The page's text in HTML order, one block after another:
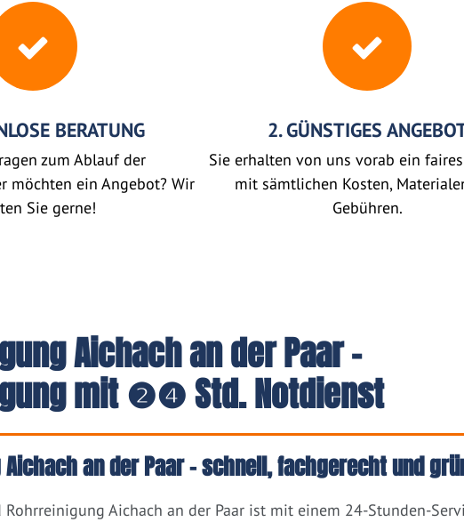
BERATUNG
zum Ablauf der
möchten ein Angebot? Wir
Sie gerne!
2. GÜNSTIGES
Sie erhalten von uns vorab ein
mit sämtlichen Kosten,
Gebühren.
Aichach an der Paar -
mit ❷❹ Std. Notdienst
an der Paar – schnell, fachgerecht und
Rohrreinigung Aichach an der Paar ist mit einem 24-Stunden-